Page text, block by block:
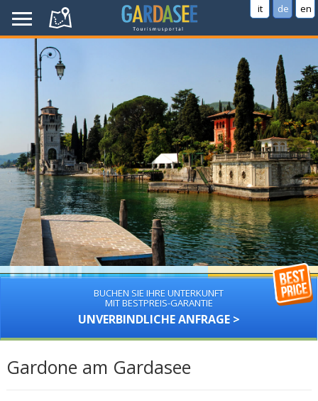
it de en
BUCHEN SIE IHRE UNTERKUNFT
MIT BESTPREIS-GARANTIE
UNVERBINDLICHE ANFRAGE >
Gardone am Gardasee